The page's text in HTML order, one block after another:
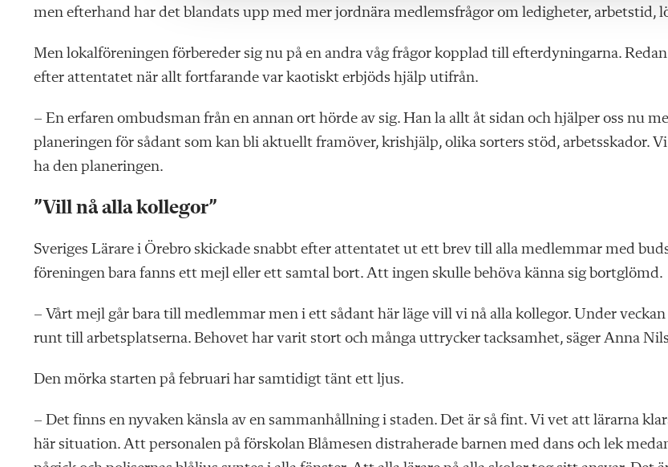
l
men efterhand har det blandats upp med mer jordnära medlemsfrågor om ledigheter, arbetstid,
Men lokalföreningen förbereder sig nu på en andra våg frågor kopplad till efterdyningarna.
efter attentatet när allt fortfarande var kaotiskt erbjöds hjälp utifrån.
– En erfaren ombudsman från en annan ort hörde av sig. Han la allt åt sidan och hjälper oss nu
planeringen för sådant som kan bli aktuellt framöver, krishjälp, olika sorters stöd, arbetsskador.
ha den planeringen.
”Vill nå alla kollegor”
Sveriges Lärare i Örebro skickade snabbt efter attentatet ut ett brev till alla medlemmar med
föreningen bara fanns ett mejl eller ett samtal bort. Att ingen skulle behöva känna sig bortglömd.
– Vårt mejl går bara till medlemmar men i ett sådant här läge vill vi nå alla kollegor. Under
runt till arbetsplatserna. Behovet har varit stort och många uttrycker tacksamhet, säger Anna
Den mörka starten på februari har samtidigt tänt ett ljus.
– Det finns en nyvaken känsla av en sammanhållning i staden. Det är så fint. Vi vet att lärarna
här situation. Att personalen på förskolan Blåmesen distraherade barnen med dans och lek